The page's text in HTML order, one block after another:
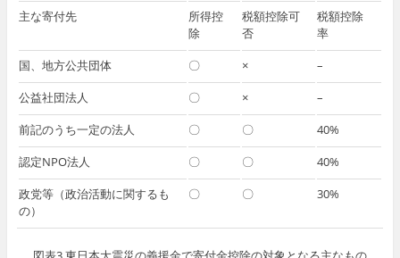
主な寄付先
所得控
除
税額控除可
否
税額控除
率
国、地方公共団体
〇 ×
–
公益社団法人
〇 ×
–
前記のうち一定の法人
〇 〇
40%
認定NPO法人
〇 〇
40%
政党等（政治活動に関するも
の）
〇 〇 30%